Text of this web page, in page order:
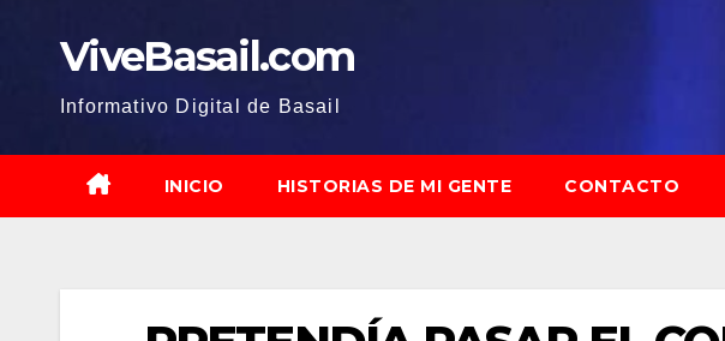
ViveBasail.com
Informativo Digital de Basail
INICIO HISTORIAS DE MI GENTE CONTACTO